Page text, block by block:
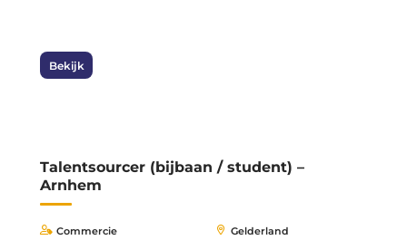
Bekijk
Talentsourcer (bijbaan / student) –
Arnhem
Commercie Gelderland